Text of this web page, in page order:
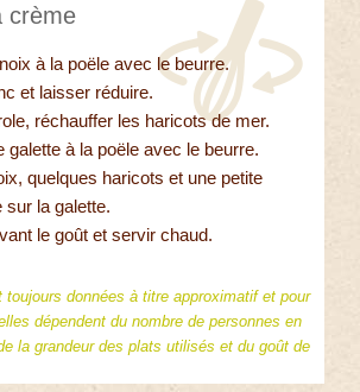
crème
à la poële avec le beurre.
et laisser réduire.
réchauffer les haricots de mer.
galette à la poële avec le beurre.
quelques haricots et une petite
sur la galette.
le goût et servir chaud.
toujours données à titre approximatif et pour
dépendent du nombre de personnes en
la grandeur des plats utilisés et du goût de